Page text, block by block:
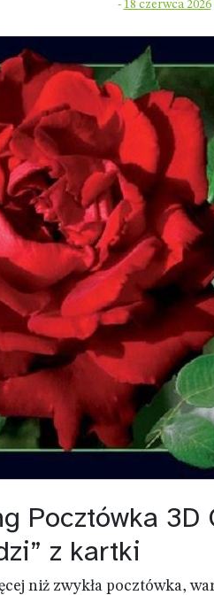
- 18 czerwca 2026
Pocztówka 3D
z kartki
niż zwykła pocztówka,